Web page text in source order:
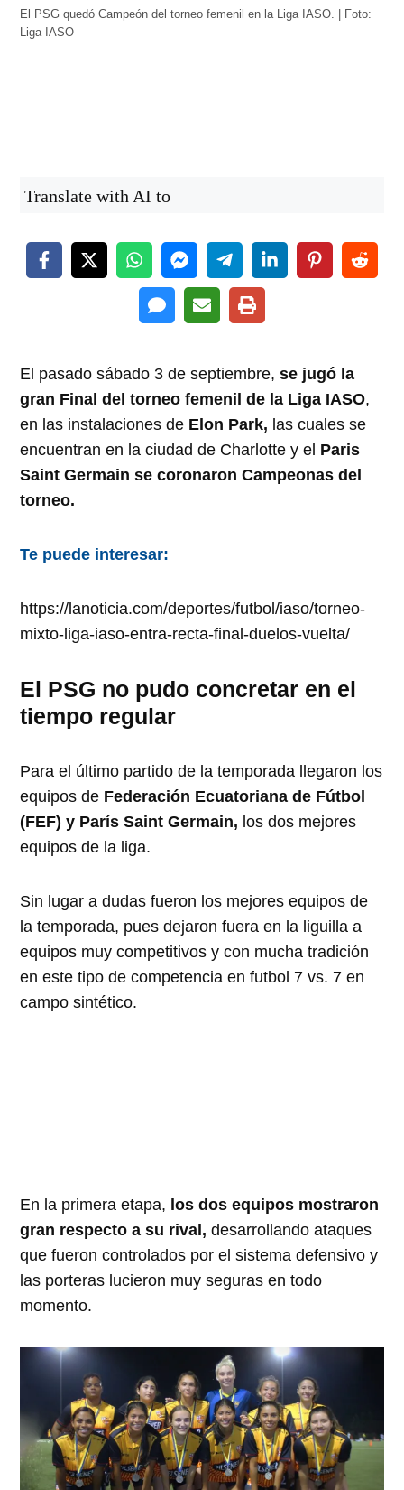
El PSG quedó Campeón del torneo femenil en la Liga IASO. | Foto:
Liga IASO
Translate with AI to
El pasado sábado 3 de septiembre, se jugó la
gran Final del torneo femenil de la Liga IASO,
en las instalaciones de Elon Park, las cuales se
encuentran en la ciudad de Charlotte y el Paris
Saint Germain se coronaron Campeonas del
torneo.
Te puede interesar:
https://lanoticia.com/deportes/futbol/iaso/torneo-
mixto-liga-iaso-entra-recta-final-duelos-vuelta/
El PSG no pudo concretar en el
tiempo regular
Para el último partido de la temporada llegaron los
equipos de Federación Ecuatoriana de Fútbol
(FEF) y París Saint Germain, los dos mejores
equipos de la liga.
Sin lugar a dudas fueron los mejores equipos de
la temporada, pues dejaron fuera en la liguilla a
equipos muy competitivos y con mucha tradición
en este tipo de competencia en futbol 7 vs. 7 en
campo sintético.
En la primera etapa, los dos equipos mostraron
gran respecto a su rival, desarrollando ataques
que fueron controlados por el sistema defensivo y
las porteras lucieron muy seguras en todo
momento.